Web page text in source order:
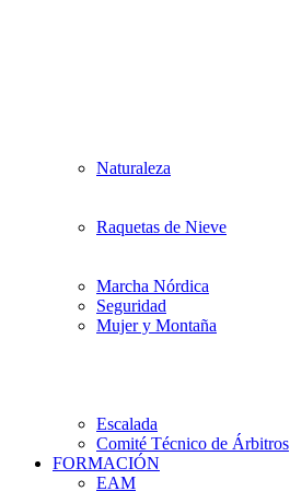
Naturaleza
Raquetas de Nieve
Marcha Nórdica
Seguridad
Mujer y Montaña
Escalada
Comité Técnico de Árbitros
FORMACIÓN
EAM